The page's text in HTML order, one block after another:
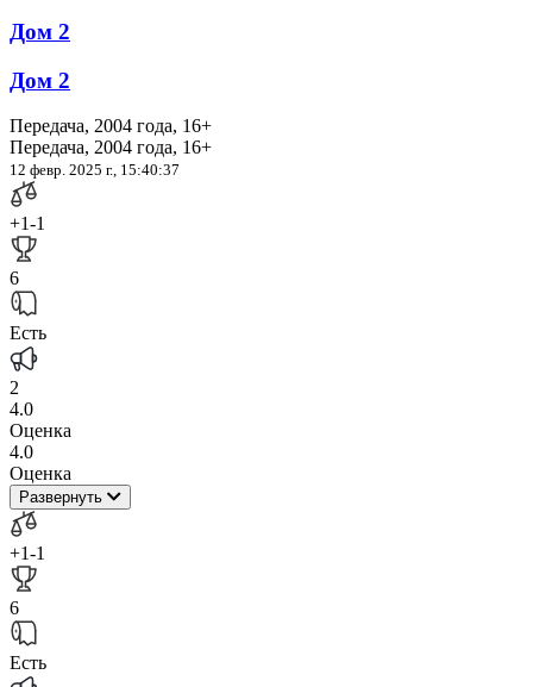
Дом 2
Дом 2
Передача, 2004 года, 16+
Передача, 2004 года, 16+
12 февр. 2025 г., 15:40:37
+1-1
6
Есть
2
4.0
Оценка
4.0
Оценка
Развернуть
+1-1
6
Есть